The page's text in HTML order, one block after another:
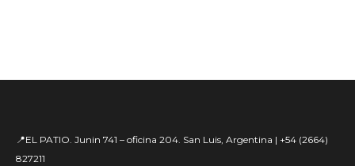
📍EL PATIO. Junin 741 – oficina 204. San Luis, Argentina | +54 (2664)
827211